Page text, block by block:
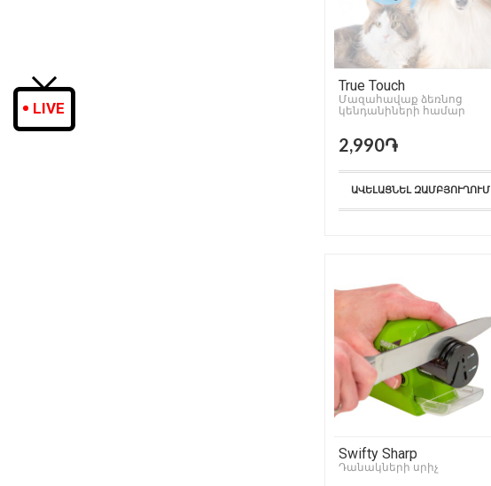
True Touch
Մազահավաք ձեռնոց
կենդանիների համար
2,990֏
ԱՎԵԼԱՑՆԵԼ ԶԱՄԲՅՈՒՂՈՒՄ
Swifty Sharp
Դանակների սրիչ
LIVE